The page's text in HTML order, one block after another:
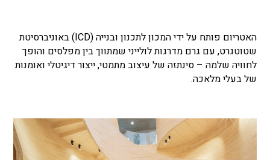
האטריום פותח על ידי המכון לתכנון ובנייה (ICD) באוניברסיטת
שטוטגרט, עם גרם מדרגות לולייני שמתווך בין מפלסים והופך
לחוויה שלמה – סינתזה של עיצוב מתמטי, ייצור דיגיטלי ואומנות
של בעלי מלאכה.